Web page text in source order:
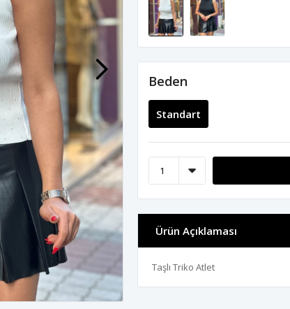
Beden
Standart
Ürün Açıklaması
Taşlı Triko Atlet